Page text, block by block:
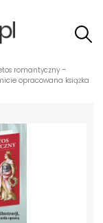
romantyczny –
opracowana książka